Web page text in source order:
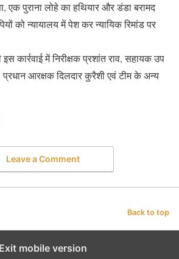
एक पुराना लोहे का हथियार और डंडा बरामद
को न्यायालय में पेश कर न्यायिक रिमांड पर
इस कार्रवाई में निरीक्षक प्रशांत राव, सहायक उप
प्रधान आरक्षक दिलदार कुरैशी एवं टीम के अन्य
Leave a Comment
Back to top
Exit mobile version